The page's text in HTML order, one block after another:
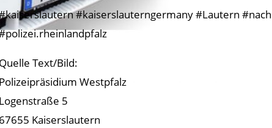
#kaiserslauterngermany #Lautern
Quelle Text/Bild:
Polizeipräsidium Westpfalz
Logenstraße 5
67655 Kaiserslautern